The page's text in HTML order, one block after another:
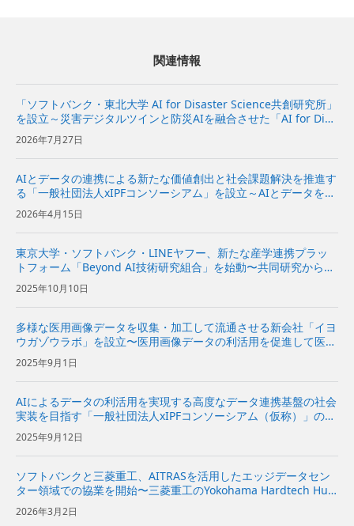
関連情報
「ソフトバンク・東北大学 AI for Disaster Science共創研究所」
を設立～災害デジタルツインと防災AIを融合させた「AI for Disa
ster Science基盤」の研究開発と社会実装を推進～ | 企業・IR |
ソフ...
2026年7月27日
AIとデータの連携による新たな価値創出と社会課題解決を推進す
る「一般社団法人xIPFコンソーシアム」を設立～AIとデータを分
散環境下で安全かつ柔軟に活用できるAIスペースの実現をめざす
～
2026年4月15日
東京大学・ソフトバンク・LINEヤフー、新たな産学連携プラッ
トフォーム「Beyond AI技術研究組合」を始動〜共同研究からの
事業化を加速させるAI活用のエコシステムを実現〜
2025年10月10日
多様な医用画像データを収集・加工して流通させる新会社「イヨ
ウガゾウラボ」を設立〜医用画像データの利活用を促進して医療
AIの研究開発や社会実装を支援〜
2025年9月1日
AIによるデータの利活用を実現する高度なデータ連携基盤の社会
実装を目指す「一般社団法人xIPFコンソーシアム（仮称）」の設
立に向けて始動～産業や企業の枠を超えて、データを適切かつ安
全に相互活用できる仕組みの構築を推進～ | 企業・IR | ...
2025年9月12日
ソフトバンクと三菱重工、AITRASを活用したエッジデータセン
ター領域での協業を開始〜三菱重工のYokohama Hardtech Hub
で、オンプレミス環境下における「AITRAS」を活用したエッジA
Iアプリケーションの実証実験を開始 〜...
2026年3月2日